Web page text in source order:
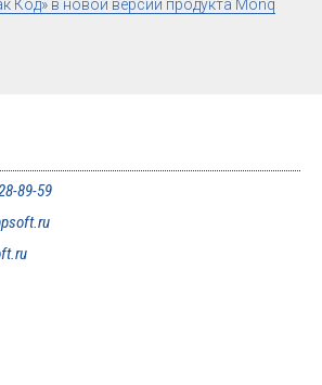
Код» в новой версии продукта Monq
89-59